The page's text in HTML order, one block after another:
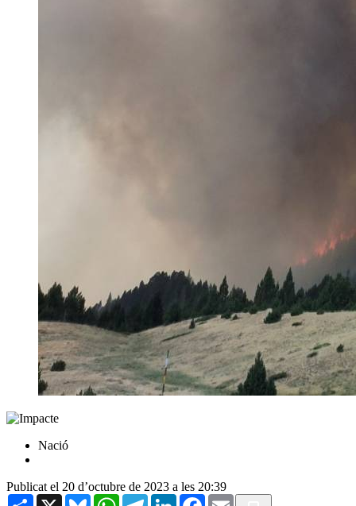
Nació
Publicat el 20 d’octubre de 2023 a les 20:39
Share X BlueskyWhatsAppTelegramLinkedInFacebook
Email